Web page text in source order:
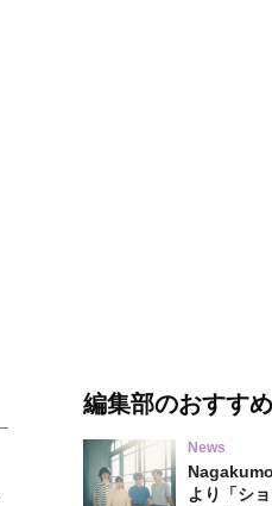
編集部のおすすめ
News
より「シ